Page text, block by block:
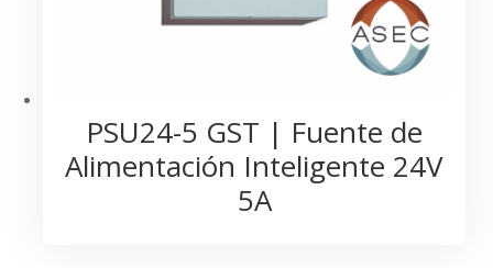
PSU24-5 GST | Fuente de
Alimentación Inteligente 24V
5A